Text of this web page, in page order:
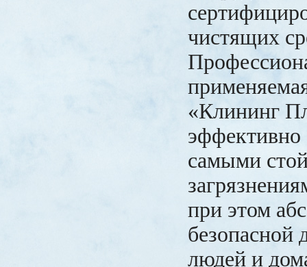
чистящих
«Клининг
эффективно
самыми
при этом
безопасной
людей и